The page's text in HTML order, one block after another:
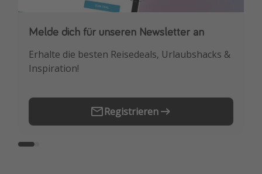
Melde dich für unseren Newsletter an
Erhalte die besten Reisedeals, Urlaubshacks &
Inspiration!
Registrieren
Downloade unsere App
Buche die besten Reiseschnäppchen als
Erstes.